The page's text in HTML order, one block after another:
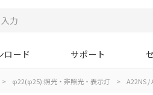
ロード サポート
> φ22(φ25):照光・非照光・表示灯 > A22NS /